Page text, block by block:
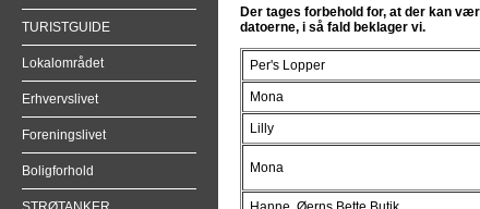
TURISTGUIDE
Lokalområdet
Erhvervslivet
Foreningslivet
Boligforhold
Der tages forbehold for, at der kan
datoerne, i så fald beklager vi.
Per's Lopper
Mona
Lilly
Mona